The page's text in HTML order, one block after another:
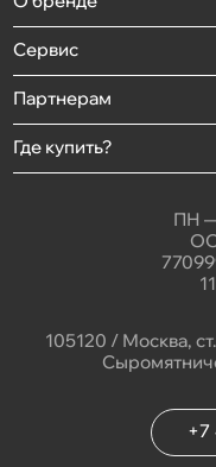
Сервис
Партнерам
Где купить?
ПН
105120 / Москва,
+7